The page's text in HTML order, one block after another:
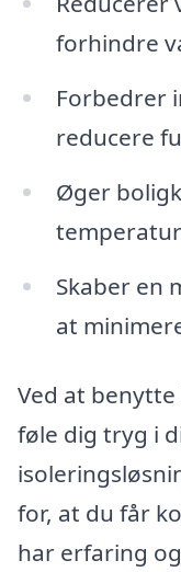
forhindre
Forbedrer
reducere
Øger
Skaber en
at
Ved at
føle dig tryg i
for, at du får
har erfaring